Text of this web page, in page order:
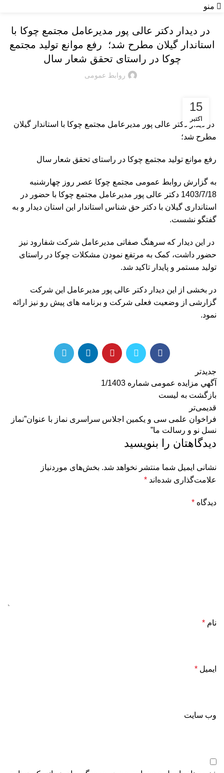
منو
️ در دیدار دکتر عالی پور مدیرعامل مجتمع چوکا با
استاندار گیلان مطرح شد؛ رفع موانع تولید مجتمع
چوکا در راستای تحقق شعار سال
روابط عمومی
15
اکتبر
️ در دیدار دکتر عالی پور مدیرعامل مجتمع چوکا با استاندار گیلان
مطرح شد؛
رفع موانع تولید مجتمع چوکا در راستای تحقق شعار سال
به گزارش روابط عمومی مجتمع چوکا عصر روز چهارشنبه
1403/7/18 دکتر عالی پور مدیرعامل مجتمع چوکا با حضور در
استانداری گیلان با دکتر حق شناس استاندار این استان دیدار و به
گفتگو نشست.
️ در این دیدار که سرهنگ صفاتی مدیرعامل شرکت شفارود نیز
حضور داشت، کمک به مرتفع نمودن مشکلات چوکا در راستای
تولید مستمر و پایدار تاکید شد.
در بخشی از این دیدار دکتر عالی پور مدیرعامل این شرکت
گزارشی از وضعیت فعلی شرکت و برنامه های پیش رو نیز ارائه
نمود.
جدیدتر
آگهي مزایده عمومی شماره 1/1403
بازگشت به لیست
قدیمی‌تر
فراخوان علمی سی و یکمین اجلاس سراسری نماز با عنوان”نماز
نسل نو و رسالت ما”
دیدگاهتان را بنویسید
نشانی ایمیل شما منتشر نخواهد شد. بخش‌های موردنیاز
علامت‌گذاری شده‌اند *
دیدگاه *
نام *
ایمیل *
وب‌ سایت